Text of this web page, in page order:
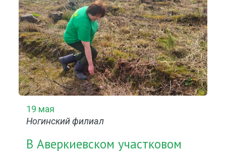
19 мая
Ногинский филиал
В Аверкиевском участковом